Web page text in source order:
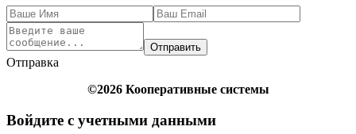
Отправить
Отправка
©2026 Кооперативные системы
Войдите с учетными данными